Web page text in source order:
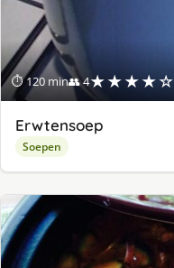
⏱ 120 min👥 4★★★★☆
Erwtensoep
Soepen